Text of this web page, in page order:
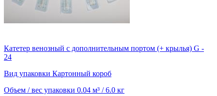
Катетер венозный с дополнительным портом (+ крылья) G -
24
Вид упаковки Картонный короб
Объем / вес упаковки 0.04 м³ / 6.0 кг